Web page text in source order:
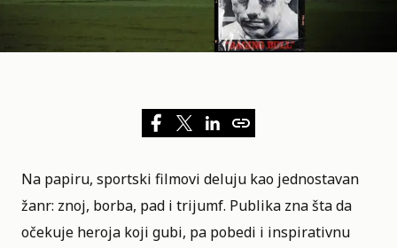
Na papiru, sportski filmovi deluju kao jednostavan
žanr: znoj, borba, pad i trijumf. Publika zna šta da
očekuje heroja koji gubi, pa pobedi i inspirativnu